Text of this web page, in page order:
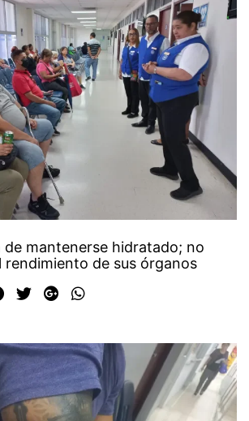
mantenerse hidratado; no
rendimiento de sus órganos